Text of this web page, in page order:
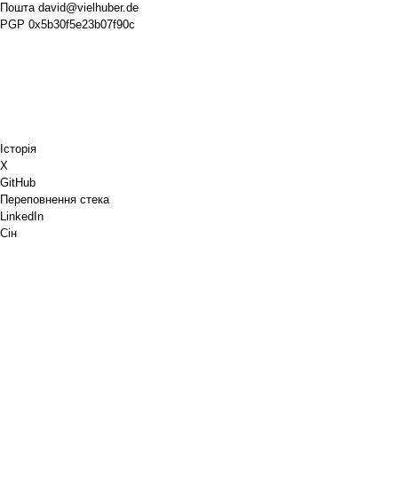
Пошта david@vielhuber.de
PGP 0x5b30f5e23b07f90c
Історія
X
GitHub
Переповнення стека
LinkedIn
Сін